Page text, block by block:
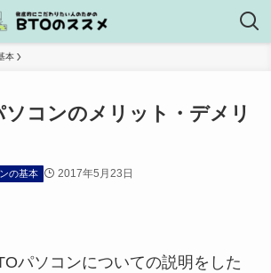
本
ソコンのメリット・デメリ
の基本 2017年5月23日
パソコンについての説明をした